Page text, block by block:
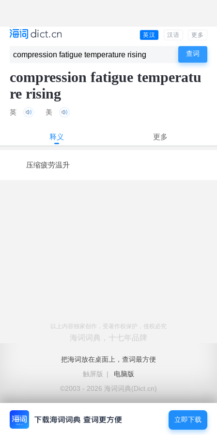
英汉 汉语 更多
compression fatigue temperatu
re rising
英 美
释义 更多
压缩疲劳温升
以上内容独家创作，受著作权保护，侵权必究
海词词典，十七年品牌
把海词放在桌面上，查词最方便
触屏版
|
电脑版
©2003 - 2026 海词词典(Dict.cn)
立即下载
立即下载